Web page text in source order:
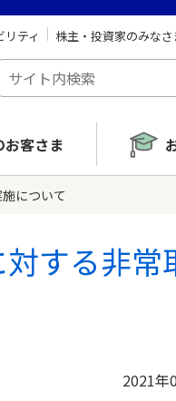
リティ 株主・投資家のみな
お客さま
について
する非常
2021年